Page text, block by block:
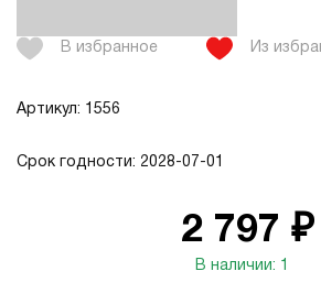
В избранное Из
Артикул: 1556
Срок годности: 2028-07-01
2 797 ₽
В наличии: 1